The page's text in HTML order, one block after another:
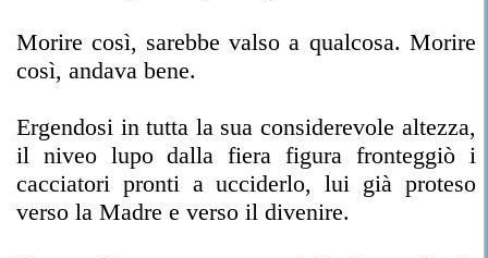
Morire così, sarebbe valso a qualcosa. Morire
così, andava bene.
Ergendosi in tutta la sua considerevole altezza,
il niveo lupo dalla fiera figura fronteggiò i
cacciatori pronti a ucciderlo, lui già proteso
verso la Madre e verso il divenire.